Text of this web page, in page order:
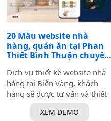
20 Mẫu website nhà
hàng, quán ăn tại Phan
Thiết Bình Thuận chuyên
nghiệp
Dịch vụ thiết kế website nhà
hàng tại Biển Vàng, khách
hàng sẽ được tư vấn và thiết
kế website theo yêu cầu của
riêng mình, đảm bảo phù
XEM DEMO